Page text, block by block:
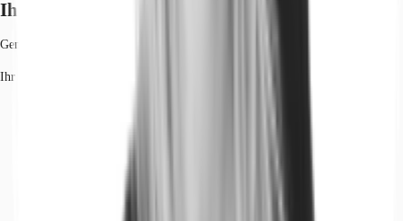
Ihr Kontakt
Genia Eitan
Ihr Kontakt